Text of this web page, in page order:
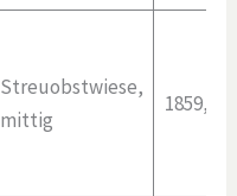
Streuobstwiese,
mittig
1859,